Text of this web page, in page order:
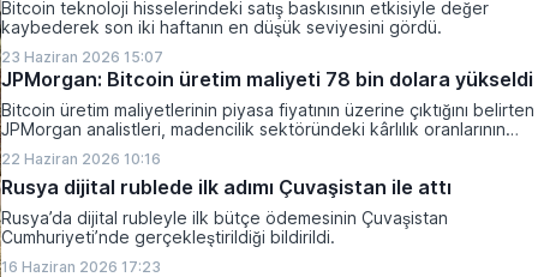
Bitcoin teknoloji hisselerindeki satış baskısının etkisiyle değer
kaybederek son iki haftanın en düşük seviyesini gördü.
23 Haziran 2026 15:07
JPMorgan: Bitcoin üretim maliyeti 78 bin dolara yükseldi
Bitcoin üretim maliyetlerinin piyasa fiyatının üzerine çıktığını belirten
JPMorgan analistleri, madencilik sektöründeki kârlılık oranlarının
22 Haziran 2026 10:16
Rusya dijital rublede ilk adımı Çuvaşistan ile attı
Rusya’da dijital rubleyle ilk bütçe ödemesinin Çuvaşistan
Cumhuriyeti’nde gerçekleştirildiği bildirildi.
16 Haziran 2026 17:23